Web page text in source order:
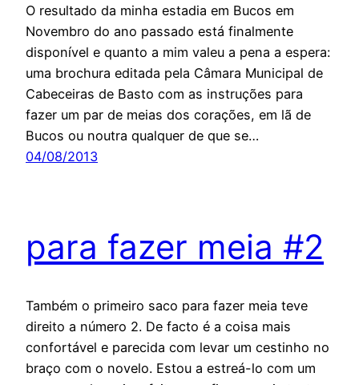
O resultado da minha estadia em Bucos em
Novembro do ano passado está finalmente
disponível e quanto a mim valeu a pena a espera:
uma brochura editada pela Câmara Municipal de
Cabeceiras de Basto com as instruções para
fazer um par de meias dos corações, em lã de
Bucos ou noutra qualquer de que se…
04/08/2013
para fazer meia #2
Também o primeiro saco para fazer meia teve
direito a número 2. De facto é a coisa mais
confortável e parecida com levar um cestinho no
braço com o novelo. Estou a estreá-lo com um